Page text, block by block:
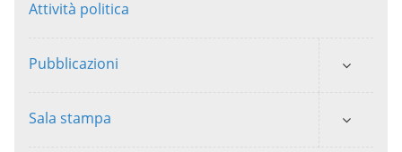
Attività politica
Pubblicazioni
Sala stampa